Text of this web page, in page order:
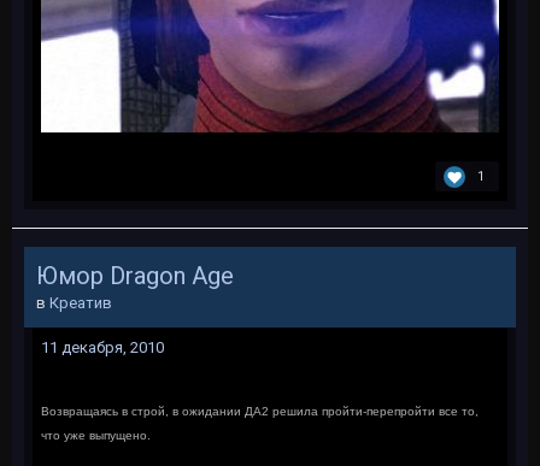
1
Юмор Dragon Age
в Креатив
11 декабря, 2010
Возвращаясь в строй, в ожидании ДА2 решила пройти-перепройти все то,
что уже выпущено.